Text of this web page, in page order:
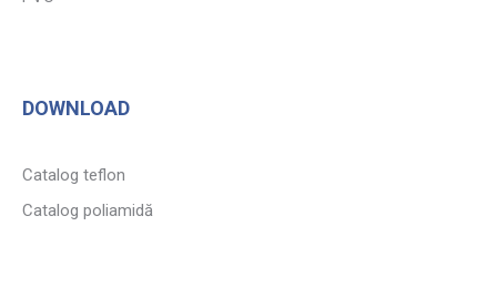
DOWNLOAD
Catalog teflon
Catalog poliamidă